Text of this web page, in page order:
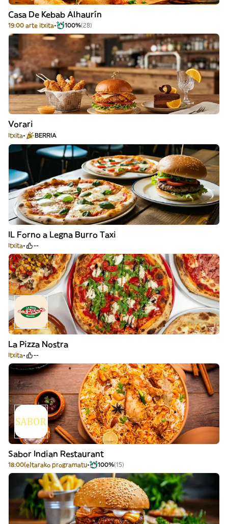
Casa De Kebab Alhaurín
19:00 arte itxita 100%(28)
Vorari
Itxita BERRIA
IL Forno a Legna Burro Taxi
Itxita --
La Pizza Nostra
Itxita --
Sabor Indian Restaurant
18:00(e)tarako programatu 100%(15)